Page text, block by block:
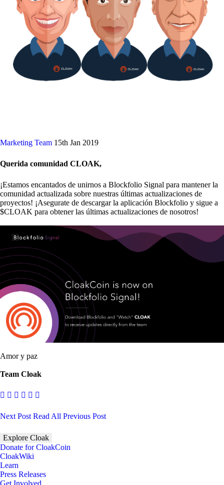
Marketing Team 15th Jan 2019
Querida comunidad CLOAK,
¡Estamos encantados de unirnos a Blockfolio Signal para mantener la
comunidad actualizada sobre nuestras últimas actualizaciones de
proyectos! ¡Asegurate de descargar la aplicación Blockfolio y sigue a
$CLOAK para obtener las últimas actualizaciones de nosotros!
Amor y paz
Team Cloak
Next Post Read All Previous Post
Explore Cloak
Donate for CloakCoin
CloakWiki
Learn
Press Releases
Get Involved